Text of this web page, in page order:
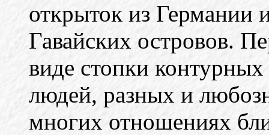
открыток из
Гавайских островов.
виде стопки
людей, разных и
многих отношениях